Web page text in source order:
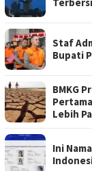
Staf
Bupati
BMKG
Lebih
Ini